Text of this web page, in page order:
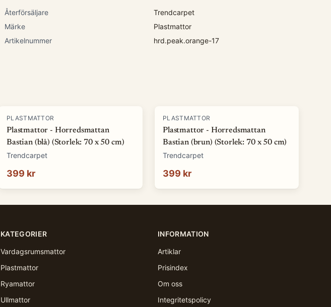
Återförsäljare
Trendcarpet
Märke
Plastmattor
Artikelnummer
hrd.peak.orange-17
PLASTMATTOR
Plastmattor - Horredsmattan
Bastian (blå) (Storlek: 70 x 50 cm)
Trendcarpet
399 kr
PLASTMATTOR
Plastmattor - Horredsmattan
Bastian (brun) (Storlek: 70 x 50 cm)
Trendcarpet
399 kr
KATEGORIER
Vardagsrumsmattor
Plastmattor
Ryamattor
Ullmattor
INFORMATION
Artiklar
Prisindex
Om oss
Integritetspolicy